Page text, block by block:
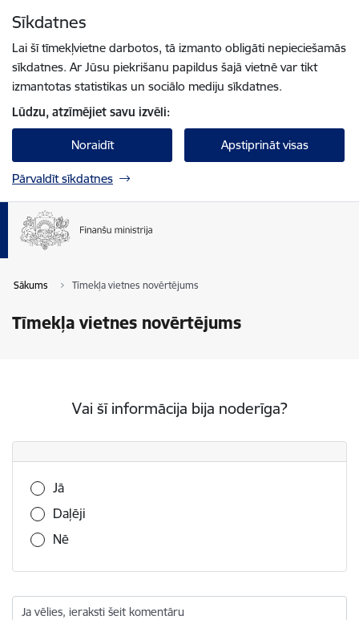
Sīkdatnes
Lai šī tīmekļvietne darbotos, tā izmanto obligāti nepieciešamās
sīkdatnes. Ar Jūsu piekrišanu papildus šajā vietnē var tikt
izmantotas statistikas un sociālo mediju sīkdatnes.
Lūdzu, atzīmējiet savu izvēli:
Noraidīt Apstiprināt visas
Pārvaldīt sīkdatnes
Sākums Tīmekļa vietnes novērtējums
Tīmekļa vietnes novērtējums
Vai šī informācija bija noderīga?
Vai šī informācija bija noderīga?
Jā
Daļēji
Nē
Ja vēlies, ieraksti šeit komentāru